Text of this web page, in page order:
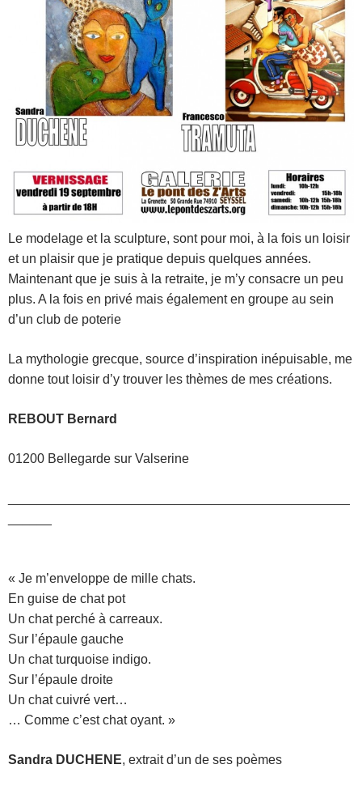
Le modelage et la sculpture, sont pour moi, à la fois un loisir
et un plaisir que je pratique depuis quelques années.
Maintenant que je suis à la retraite, je m’y consacre un peu
plus. A la fois en privé mais également en groupe au sein
d’un club de poterie
La mythologie grecque, source d’inspiration inépuisable, me
donne tout loisir d’y trouver les thèmes de mes créations.
REBOUT Bernard
01200 Bellegarde sur Valserine
« Je m’enveloppe de mille chats.
En guise de chat pot
Un chat perché à carreaux.
Sur l’épaule gauche
Un chat turquoise indigo.
Sur l’épaule droite
Un chat cuivré vert…
… Comme c’est chat oyant. »
Sandra DUCHENE, extrait d’un de ses poèmes